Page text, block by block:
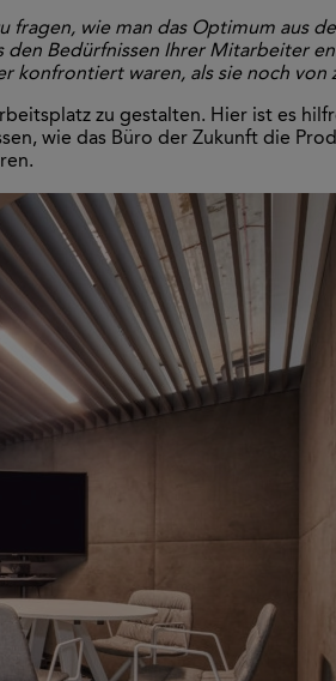
wie man das Optimum aus
Bedürfnissen Ihrer Mitarbeiter
konfrontiert waren, als sie noch von
zu gestalten. Hier ist es
wie das Büro der Zukunft die